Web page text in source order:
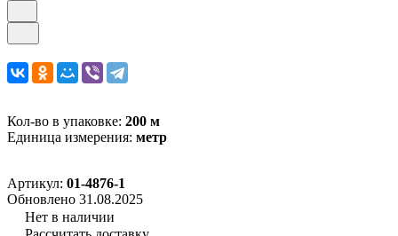
Кол-во в упаковке: 200 м
Единица измерения: метр
Артикул: 01-4876-1
Обновлено 31.08.2025
Нет в наличии